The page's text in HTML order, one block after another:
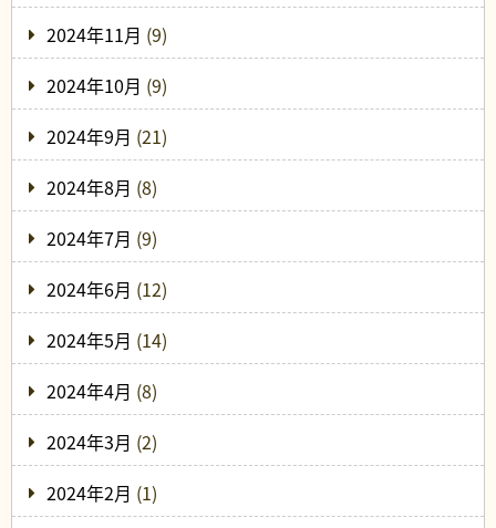
2024年11月 (9)
2024年10月 (9)
2024年9月 (21)
2024年8月 (8)
2024年7月 (9)
2024年6月 (12)
2024年5月 (14)
2024年4月 (8)
2024年3月 (2)
2024年2月 (1)